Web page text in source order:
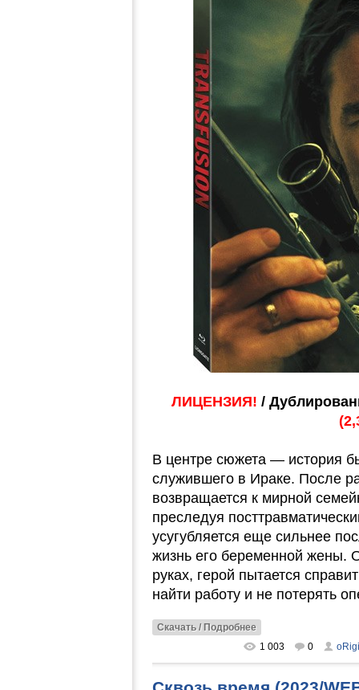
ЛИЦЕНЗИЯ! /
В центре сюжета — история
служившего в Ираке. После
возвращается к мирной
преследуя
усугубляется еще сильнее
жизнь его беременной жены.
руках, герой пытается
найти работу и не потерять
Скачать / Подробнее
1 003
0 oRigi